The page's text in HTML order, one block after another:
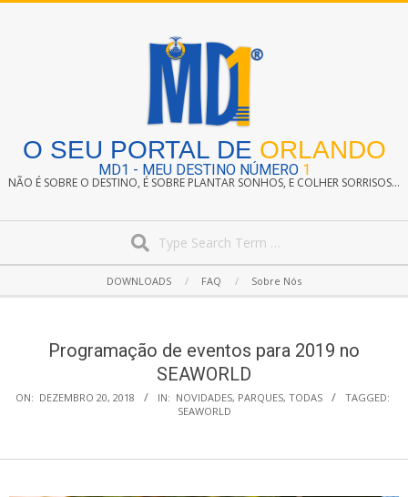
O SEU PORTAL DE ORLANDO
MD1 - MEU DESTINO NÚMERO 1
NÃO É SOBRE O DESTINO, É SOBRE PLANTAR SONHOS, E COLHER SORRISOS...
Navigation
DOWNLOADS FAQ Sobre Nós
Programação de eventos para 2019 no
SEAWORLD
ON: DEZEMBRO 20, 2018 IN: NOVIDADES, PARQUES, TODAS
TAGGED:
SEAWORLD